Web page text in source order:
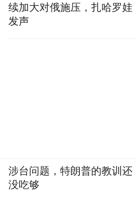
续加大对俄施压，扎哈罗娃
发声
涉台问题，特朗普的教训还
没吃够